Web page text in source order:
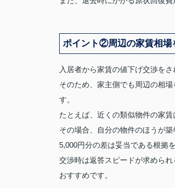
ポイント②周辺の家賃相場
入居者から家賃の値下げ交渉を
そのため、家主側でも周辺の相
す。
たとえば、近くの類似物件の家賃
その場合、自分の物件のほうが
5,000円分の差は妥当である根拠
交渉時は返答スピードが求めら
おすすめです。